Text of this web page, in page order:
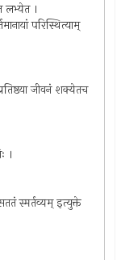
लभ्येत ।
परिस्थित्याम्
जीवनं शक्येतच
।
स्मर्तव्यम् इत्युक्ते